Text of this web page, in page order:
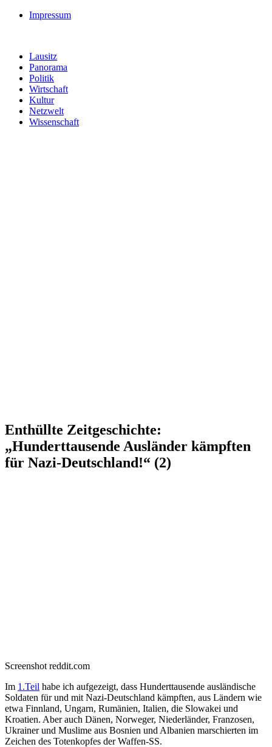
Impressum
Lausitz
Panorama
Politik
Wirtschaft
Kultur
Netzwelt
Wissenschaft
Enthüllte Zeitgeschichte:
„Hunderttausende Ausländer kämpften
für Nazi-Deutschland!“ (2)
Screenshot reddit.com
Im 1.Teil habe ich aufgezeigt, dass Hunderttausende ausländische
Soldaten für und mit Nazi-Deutschland kämpften, aus Ländern wie
etwa Finnland, Ungarn, Rumänien, Italien, die Slowakei und
Kroatien. Aber auch Dänen, Norweger, Niederländer, Franzosen,
Ukrainer und Muslime aus Bosnien und Albanien marschierten im
Zeichen des Totenkopfes der Waffen-SS.